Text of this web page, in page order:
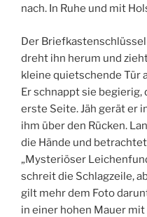
nach. In Ruhe und mit
Der
dreht ihn herum und
kleine quietschende Tür
Er schnappt sie begierig,
erste Seite. Jäh gerät er
ihm über den Rücken.
die Hände und
„Mysteriöser
schreit die Schlagzeile,
gilt mehr dem Foto
in einer hohen Mauer